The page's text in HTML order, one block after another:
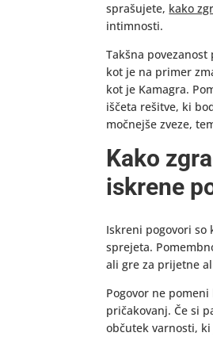
sprašujete, kako
intimnosti.
Takšna
kot je na primer
kot je Kamagra.
iščeta rešitve, ki
močnejše zveze,
Kako
iskrene
Iskreni pogovori so
sprejeta.
ali gre za prijetne
Pogovor ne
pričakovanj. Če si
občutek varnosti,